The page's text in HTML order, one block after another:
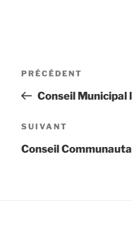
Navigation
l’article
Article
précédent
PRÉCÉDENT
Conseil
Article
suivant
SUIVANT
Conseil